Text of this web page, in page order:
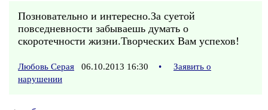
Позновательно и интересно.За суетой
повседневности забываешь думать о
скоротечности жизни.Творческих Вам успехов!
Любовь Серая 06.10.2013 16:30 •
Заявить о
нарушении